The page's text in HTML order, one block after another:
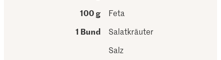
100 g
Feta
1 Bund
Salatkräuter
Salz